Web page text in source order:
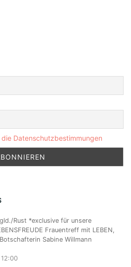
Datenschutzbestimmungen
Rust *exclusive für unsere
Frauentreff mit LEBEN,
Sabine Willmann
12:00